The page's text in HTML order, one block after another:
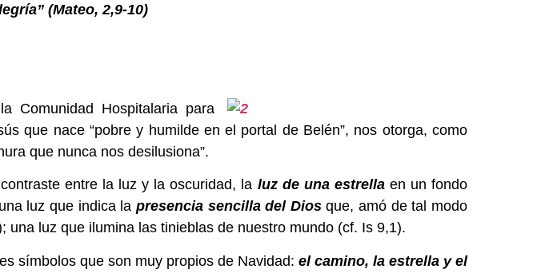
(Mateo, 2,9-10)
Comunidad Hospitalaria para
que nace “pobre y humilde en el portal de Belén”, nos otorga, como
que nunca nos desilusiona”.
entre la luz y la oscuridad, la luz de una estrellaen un fondo
luz que indica la presencia sencilla del Diosque, amó de tal modo
luz que ilumina las tinieblas de nuestro mundo (cf. Is 9,1).
símbolos que son muy propios de Navidad: el camino, la estrella y el